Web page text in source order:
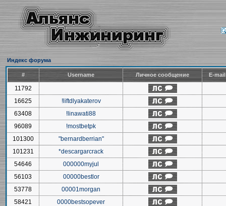
Индекс форума
# Username Личное сообщение E-
11792
16625
!liftdlyakaterov
63408
!linawati88
96089
!mostbetpk
101300
"bernardberrian"
101231
*descargarcrack
54646
000000myjul
56103
00000bestlor
53778
00001morgan
58421
0000bestsopever